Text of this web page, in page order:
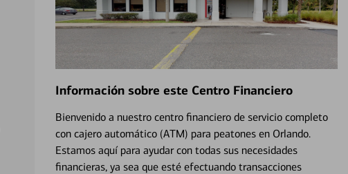
Información sobre este Centro Financiero
Bienvenido a nuestro centro financiero de servicio completo
con cajero automático (ATM) para peatones en Orlando.
Estamos aquí para ayudar con todas sus necesidades
financieras, ya sea que esté efectuando transacciones